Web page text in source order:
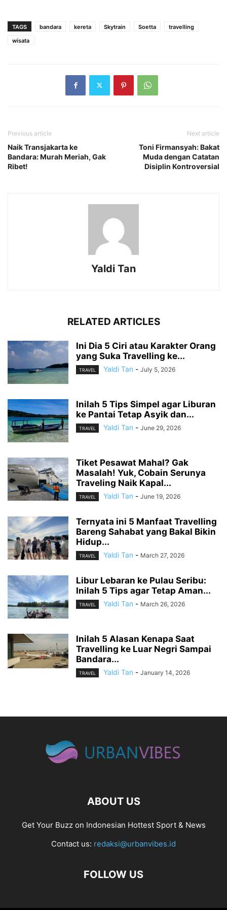
TAGS bandara kereta Skytrain Soetta
travelling
wisata
Previous article
Naik Transjakarta ke
Bandara: Murah Meriah, Gak
Ribet!
Next article
Toni Firmansyah: Bakat
Muda dengan Catatan
Disiplin Kontroversial
Yaldi Tan
RELATED ARTICLES
Ini Dia 5 Ciri atau Karakter Orang
yang Suka Travelling ke...
TRAVEL Yaldi Tan - July 5, 2026
Inilah 5 Tips Simpel agar Liburan
ke Pantai Tetap Asyik dan...
TRAVEL Yaldi Tan - June 29, 2026
Tiket Pesawat Mahal? Gak
Masalah! Yuk, Cobain Serunya
Traveling Naik Kapal...
TRAVEL Yaldi Tan - June 19, 2026
Ternyata ini 5 Manfaat Travelling
Bareng Sahabat yang Bakal Bikin
Hidup...
TRAVEL Yaldi Tan - March 27, 2026
Libur Lebaran ke Pulau Seribu:
Inilah 5 Tips agar Tetap Aman...
TRAVEL Yaldi Tan - March 26, 2026
Inilah 5 Alasan Kenapa Saat
Travelling ke Luar Negri Sampai
Bandara...
TRAVEL Yaldi Tan - January 14, 2026
ABOUT US
Get Your Buzz on Indonesian Hottest Sport & News
Contact us: redaksi@urbanvibes.id
FOLLOW US